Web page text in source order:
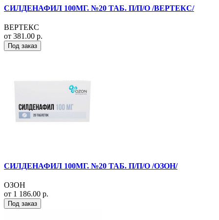
СИЛДЕНАФИЛ 100МГ. №20 ТАБ. П/П/О /ВЕРТЕКС/
ВЕРТЕКС
от 381.00 р.
Под заказ
СИЛДЕНАФИЛ 100МГ. №20 ТАБ. П/П/О /ОЗОН/
ОЗОН
от 1 186.00 р.
Под заказ